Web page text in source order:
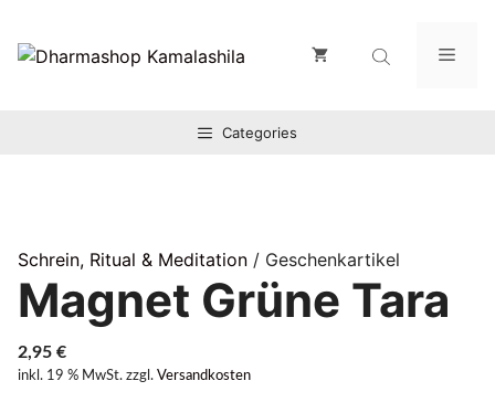
Inhalt
springen
Categories
Schrein, Ritual & Meditation / Geschenkartikel
Magnet Grüne Tara
2,95 €
inkl. 19 % MwSt. zzgl. Versandkosten